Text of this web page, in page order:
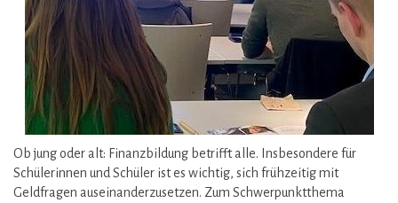
Ob jung oder alt: Finanzbildung betrifft alle. Insbesondere für
Schülerinnen und Schüler ist es wichtig, sich früh­zeitig mit
Geldfragen aus­einander­zu­setzen. Zum Schwerpunktthema